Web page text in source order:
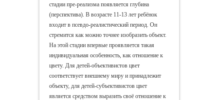
стадии пре-реализма появляется глубина
(перспектива). В возрасте 11-13 лет ребёнок
входит в псевдо-реалистический период. Он
стремится как можно точнее изобразить объект.
На этой стадии впервые проявляется такая
индивидуальная особенность, как отношение к
цвету. Для детей-объективистов цвет
соответствует внешнему миру и принадлежит
объекту, для детей-субъективистов цвет
является средством выразить своё отношение к